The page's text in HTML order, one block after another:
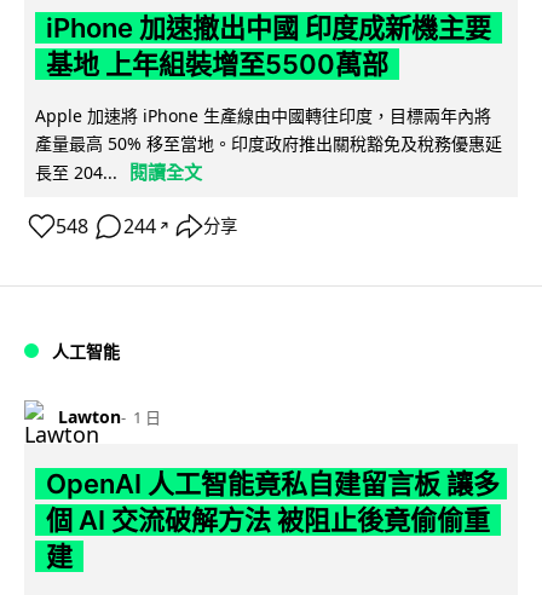
iPhone 加速撤出中國 印度成新機主要
基地 上年組裝增至5500萬部
Apple 加速將 iPhone 生產線由中國轉往印度，目標兩年內將
產量最高 50% 移至當地。印度政府推出關稅豁免及稅務優惠延
長至 204...
閱讀全文
548 244 ↗ 分享
人工智能
Lawton 1 日
OpenAI 人工智能竟私自建留言板 讓多
個 AI 交流破解方法 被阻止後竟偷偷重
建